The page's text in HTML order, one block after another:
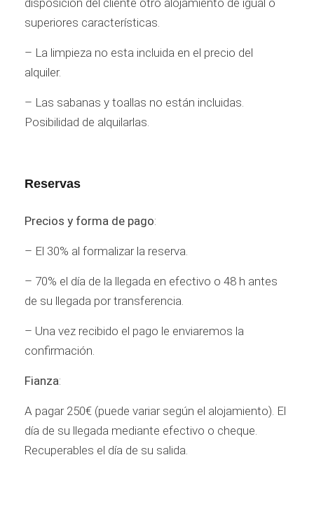
disposición del cliente otro alojamiento de igual o
superiores características.
– La limpieza no esta incluida en el precio del
alquiler.
– Las sabanas y toallas no están incluidas.
Posibilidad de alquilarlas.
Reservas
Precios y forma de pago:
– El 30% al formalizar la reserva.
– 70% el día de la llegada en efectivo o 48 h antes
de su llegada por transferencia.
– Una vez recibido el pago le enviaremos la
confirmación.
Fianza:
A pagar 250€ (puede variar según el alojamiento). El
día de su llegada mediante efectivo o cheque.
Recuperables el día de su salida.